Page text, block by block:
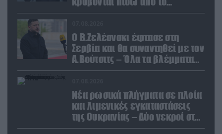
παραποιημένο βίντεο
Ο Β.Ζελέσνσκι έφτασε στη
Σερβία και θα συναντηθεί με τον
Α.Βούτσιτς – Όλα τα βλέμματα
στις σχέσεις με τη Ρωσία
Νέα ρωσικά πλήγματα σε πλοία
και λιμενικές εγκαταστάσεις
της Ουκρανίας – Δύο νεκροί στην
Κριμαία